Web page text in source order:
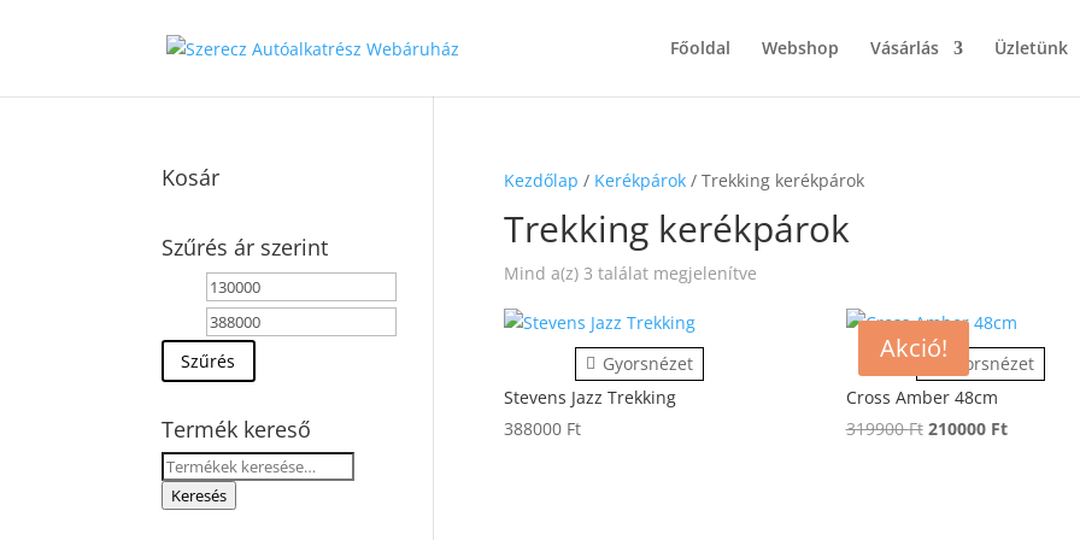
Főoldal Webshop Vásárlás Üzletünk
Kezdőlap / Kerékpárok/ Trekking kerékpárok
Trekking kerékpárok
Mind a(z) 3 találat megjelenítve
Gyorsnézet
Stevens Jazz Trekking
388000 Ft
Akció!Gyorsnézet
Cross Amber 48cm
319900Ft Original
210000 FtCurrent
Kosár
Szűrés ár szerint
Min
ár
Szűrés
Termék kereső
Keresés
Keresés